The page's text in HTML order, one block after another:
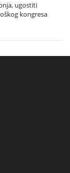
ugostiti
kongresa